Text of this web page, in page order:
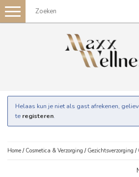
Toggle
navigation
Helaas kun je niet als gast afrekenen,
te registeren.
Home / Cosmetica & Verzorging / Gezichtsverzorging /